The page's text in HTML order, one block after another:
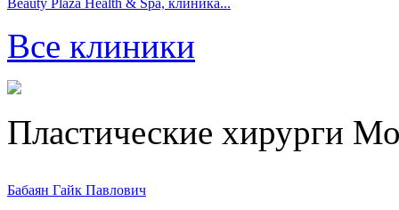
Beauty Plaza Health & Spa, клиника...
Все клиники
Пластические хирурги
Бабаян Гайк Павлович